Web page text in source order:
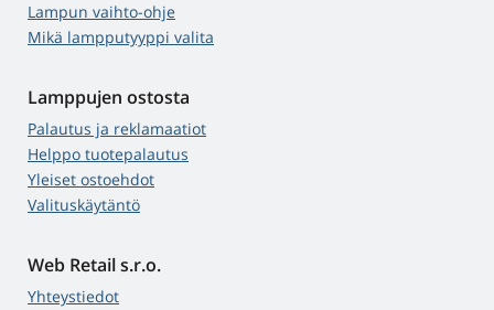
Lampun vaihto-ohje
Mikä lampputyyppi valita
Lamppujen ostosta
Palautus ja reklamaatiot
Helppo tuotepalautus
Yleiset ostoehdot
Valituskäytäntö
Web Retail s.r.o.
Yhteystiedot